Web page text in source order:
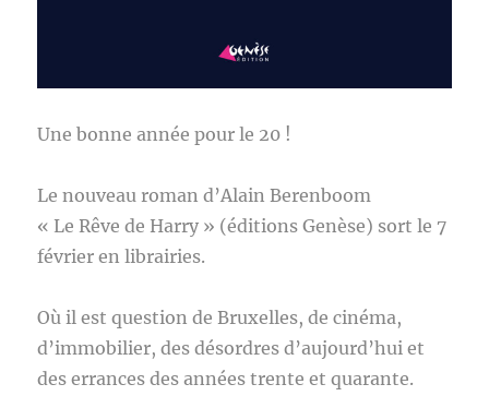
Une bonne année pour le 20 !
Le nouveau roman d’Alain Berenboom
« Le Rêve de Harry » (éditions Genèse) sort le 7
février en librairies.
Où il est question de Bruxelles, de cinéma,
d’immobilier, des désordres d’aujourd’hui et
des errances des années trente et quarante.